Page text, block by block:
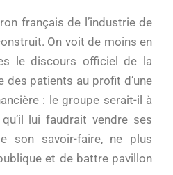
français de l’industrie de
On voit de moins en
le discours officiel de la
des patients au profit d’une
: le groupe serait-il à
lui faudrait vendre ses
son savoir-faire, ne plus
et de battre pavillon